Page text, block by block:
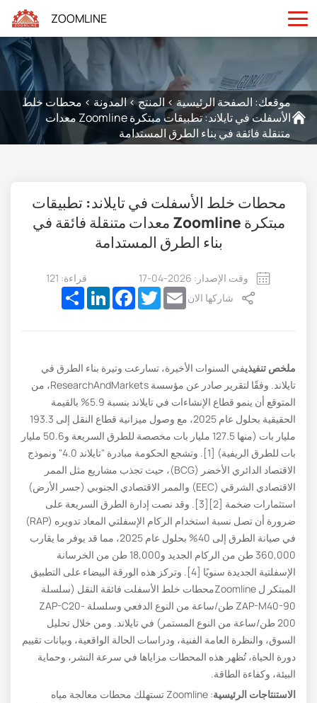
ZOOMLINE
موقعك: الصفحة الرئيسية> المنتج>المدونة > محطات خلط
الأسفلت في تايلاند: تطبيقات مبتكرة Zoomline معدات
متنقلة فائقة في بناء الطرق المستدامة
محطات خلط الأسفلت في تايلاند: تطبيقات
مبتكرة Zoomline معدات متنقلة فائقة في
بناء الطرق المستدامة
وقت الإصدار: 2026-04-17
قراءة: 121
شاركها الان
Share
LinkedInFacebookTwitterEmail
ملخص تنفيذيفي السنوات الأخيرة، تسارعت وتيرة بناء الطرق في
تايلاند. وفقًا لتقرير صادر عن مؤسسة ResearchAndMarkets، من
المتوقع أن ينمو قطاع الإنشاءات في تايلاند بنسبة 5.9% بالقيمة
الحقيقية بحلول عام 2025، مع وصول ميزانية قطاع النقل إلى 193.3
مليار بات (منها 127.5 مليار بات مخصصة للطرق السريعة و50.6 مليار
بات للطرق الريفية) [1]. وتشجع الحكومة مبادرة "تايلاند 4.0" ونموذج
الاقتصاد الدائري الأخضر (BCG)، حيث تجذب مشاريع مثل الممر
الاقتصادي الشرقي (EEC) والممر الاقتصادي الجنوبي (جسر الأرض)
استثمارات ضخمة [2][3]. وقد نصت إدارة الطرق السريعة على
ضرورة أن تصل نسبة استخدام الركام الإسفلتي المعاد تدويره (RAP)
في صيانة الطرق إلى 40% بحلول عام 2025، مما قد يوفر ما يقارب
360,000 طن من الركام الجديد و18,000 طن من الخرسانة
الإسفلتية الجديدة سنويًا [4]. وتركز هذه الورقة البيضاء على التطبيق
المبتكر ل Zoomlineمحطات خلط الأسفلت فائقة النقل (سلسلة
ZAP-M40-90 طن/ساعة من النوع الدفعي وسلسلة ZAP-C20-
200 طن/ساعة من النوع المستمر) في تايلاند. ومن خلال تحليل
السوق، والنظرة العامة الفنية، ودراسات الحالة الواقعية، وبيانات تقييم
دورة الحياة، تُظهر هذه المحطات مزاياها في سرعة النشر، وحماية
البيئة، وكفاءة الطاقة.
الاستنتاجات الرئيسية
: Zoomline تستهلك محطات معالجة مياه